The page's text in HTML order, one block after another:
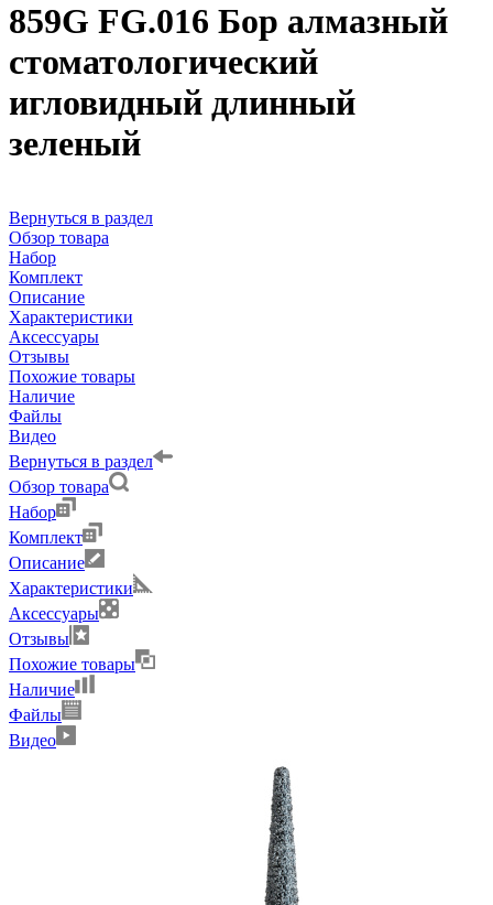
859G FG.016 Бор алмазный
стоматологический
игловидный длинный
зеленый
Вернуться в раздел
Обзор товара
Набор
Комплект
Описание
Характеристики
Аксессуары
Отзывы
Похожие товары
Наличие
Файлы
Видео
Вернуться в раздел
Обзор товара
Набор
Комплект
Описание
Характеристики
Аксессуары
Отзывы
Похожие товары
Наличие
Файлы
Видео